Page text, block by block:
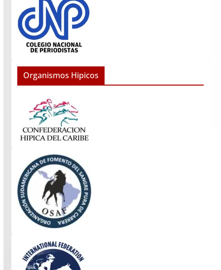
Organismos Hipicos